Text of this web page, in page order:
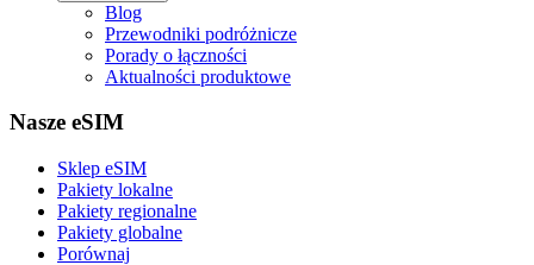
Blog
Przewodniki podróżnicze
Porady o łączności
Aktualności produktowe
Nasze eSIM
Sklep eSIM
Pakiety lokalne
Pakiety regionalne
Pakiety globalne
Porównaj